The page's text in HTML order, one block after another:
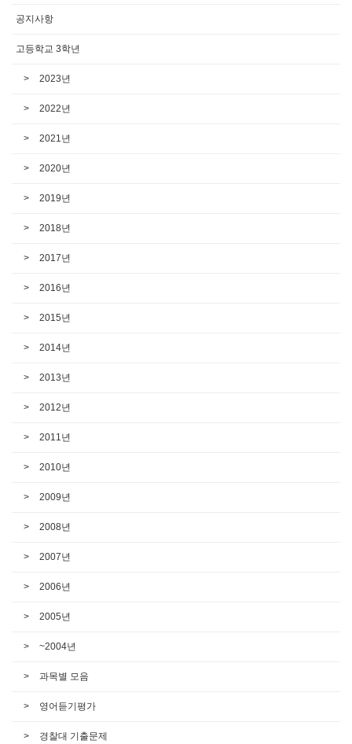
공지사항
고등학교 3학년
2023년
2022년
2021년
2020년
2019년
2018년
2017년
2016년
2015년
2014년
2013년
2012년
2011년
2010년
2009년
2008년
2007년
2006년
2005년
~2004년
과목별 모음
영어듣기평가
경찰대 기출문제